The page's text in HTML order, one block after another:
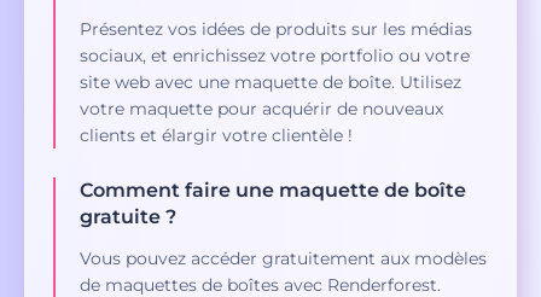
Présentez vos idées de produits sur les médias
sociaux, et enrichissez votre portfolio ou votre
site web avec une maquette de boîte. Utilisez
votre maquette pour acquérir de nouveaux
clients et élargir votre clientèle !
Comment faire une maquette de boîte
gratuite ?
Vous pouvez accéder gratuitement aux modèles
de maquettes de boîtes avec Renderforest.